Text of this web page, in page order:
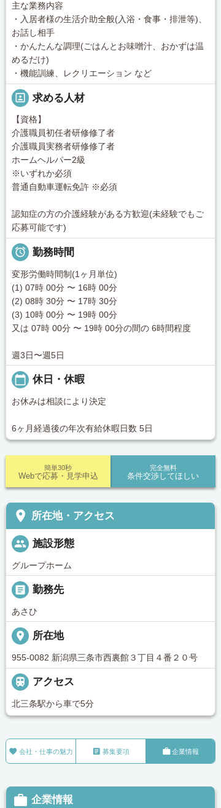
主な業務内容
・入居者様の生活介助全般(入浴・食事・排泄等)、
お話し相手
・かんたんな調理(ごはんとお味噌汁、おかずは温
めるだけ)
・機能訓練、レクリエーション など
portrait 求める人材
【資格】
介護職員初任者研修修了者
介護職員実務者研修修了者
ホームヘルパー2級
※いずれか必須
普通自動車運転免許 ※必須
認知症の方の介護経験がある方歓迎(未経験でもご
応募可能です)
 勤務時間
変形労働時間制(1ヶ月単位)
(1) 07時 00分 〜 16時 00分
(2) 08時 30分 〜 17時 30分
(3) 10時 00分 〜 19時 00分
又は 07時 00分 〜 19時 00分の間の 6時間程度
週3日〜週5日
calendar_today 休日・休暇
お休みは相談により決定
6ヶ月経過後の年次有給休暇日数 5日
完全無料
条件交渉してほしい
簡単30秒
Webで応募・見学申込
place 所在地・アクセス
people 施設形態
グループホーム
_pin
勤務先
あさひ
place 所在地
955-0082 新潟県三条市西裏館３丁目４番２０号
 アクセス
北三条駅から車で5分
 会社・仕事の魅力  募集要項 企業情報
 企業情報